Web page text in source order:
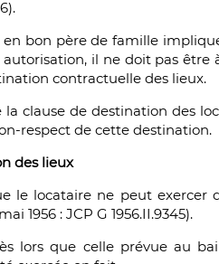
bon père de famille
il ne doit pas être
contractuelle des lieux.
clause de destination des
respect de cette destination.
des lieux
le locataire ne peut exercer
1956 : JCP G 1956.II.9345).
lors que celle prévue au